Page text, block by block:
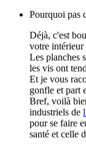
Pourquoi pas
Déjà, c'est
votre intérieur
Les planches
les vis ont
Et je vous
gonfle et part
Bref, voilà
industriels de
pour se faire
santé et celle